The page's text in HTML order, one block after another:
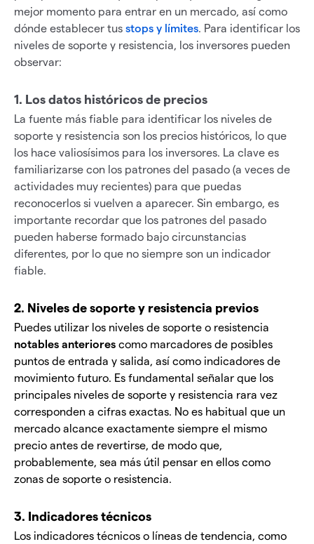
mejor momento para entrar en un mercado, así como
dónde establecer tus stops y límites . Para identificar los
niveles de soporte y resistencia, los inversores pueden
observar:
1. Los datos históricos de precios
La fuente más fiable para identificar los niveles de
soporte y resistencia son los precios históricos, lo que
los hace valiosísimos para los inversores. La clave es
familiarizarse con los patrones del pasado (a veces de
actividades muy recientes) para que puedas
reconocerlos si vuelven a aparecer. Sin embargo, es
importante recordar que los patrones del pasado
pueden haberse formado bajo circunstancias
diferentes, por lo que no siempre son un indicador
fiable.
2. Niveles de soporte y resistencia previos
Puedes utilizar los niveles de soporte o resistencia
notables anteriores como marcadores de posibles
puntos de entrada y salida, así como indicadores de
movimiento futuro. Es fundamental señalar que los
principales niveles de soporte y resistencia rara vez
corresponden a cifras exactas. No es habitual que un
mercado alcance exactamente siempre el mismo
precio antes de revertirse, de modo que,
probablemente, sea más útil pensar en ellos como
zonas de soporte o resistencia.
3. Indicadores técnicos
Los indicadores técnicos o líneas de tendencia, como